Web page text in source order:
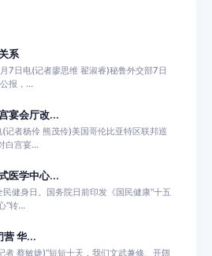
系
日电(记者廖思维 翟淑睿)秘鲁外交部7日
报，...
宴会厅改...
者杨伶 熊茂伶)美国哥伦比亚特区联邦巡
白宫宴...
医学中心...
身日。国务院日前印发《国民健康“十五
”转...
营 华...
蔡敏婕)“短短十天，我们文武兼修、开阔